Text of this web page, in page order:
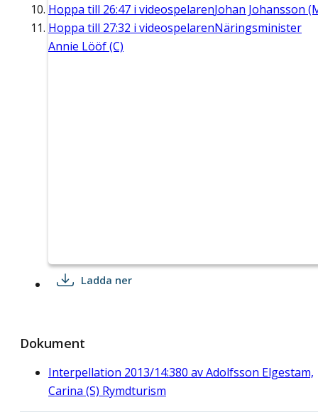
Hoppa till 26:47 i videospelarenJohan Johansson
Hoppa till 27:32 i videospelarenNäringsminister
Annie Lööf (C)
Ladda ner
Dokument
Interpellation 2013/14:380 av Adolfsson Elgestam,
Carina (S) Rymdturism